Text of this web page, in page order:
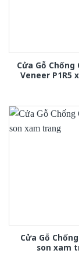
Cửa Gỗ Chống
Veneer P1R5
Cửa Gỗ
son xam